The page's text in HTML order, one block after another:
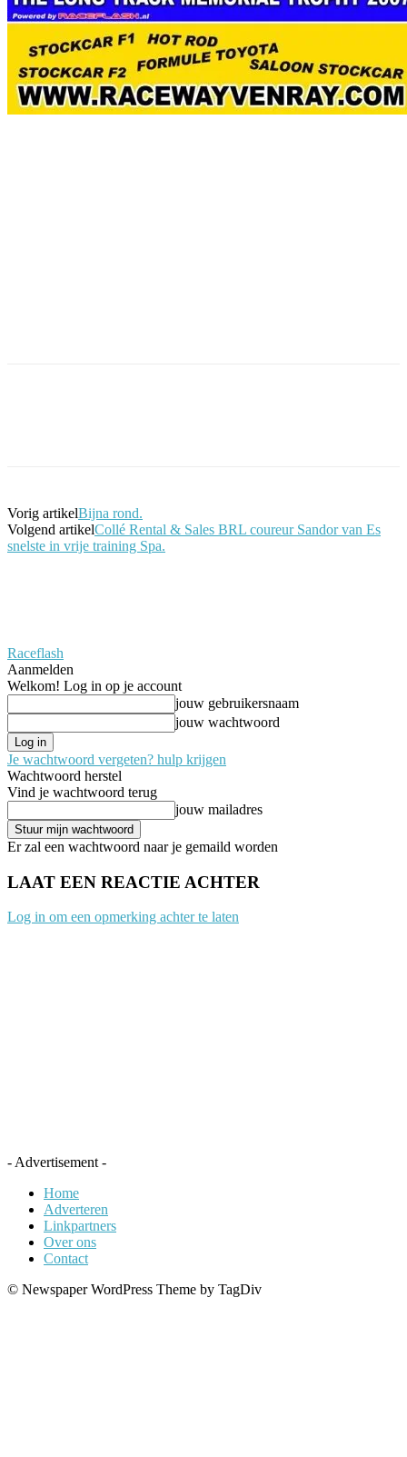
Vorig artikelBijna rond.
Volgend artikelCollé Rental & Sales BRL coureur Sandor van Es
snelste in vrije training Spa.
Raceflash
Aanmelden
Welkom! Log in op je account
jouw gebruikersnaam
jouw wachtwoord
Je wachtwoord vergeten? hulp krijgen
Wachtwoord herstel
Vind je wachtwoord terug
jouw mailadres
Er zal een wachtwoord naar je gemaild worden
LAAT EEN REACTIE ACHTER
Log in om een opmerking achter te laten
- Advertisement -
Home
Adverteren
Linkpartners
Over ons
Contact
© Newspaper WordPress Theme by TagDiv